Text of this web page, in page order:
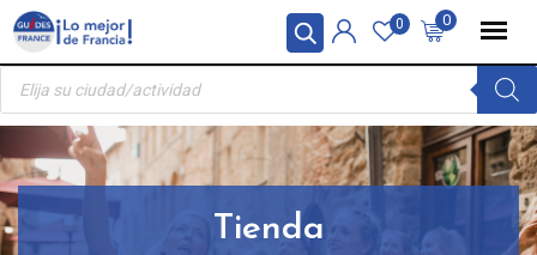
Panel de gestión de cookies
Skip
content
0
0
Búsqueda
productos
Tienda